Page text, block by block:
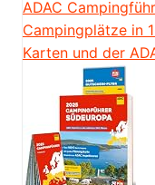
ADAC
Campingplätze in
Karten und der